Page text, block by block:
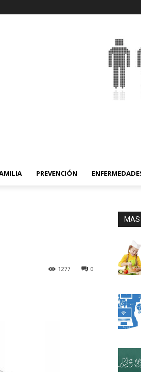
PREVENCIÓN
0
1277